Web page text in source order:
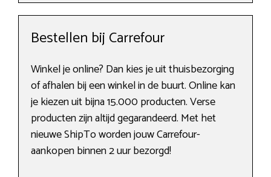
Bestellen bij Carrefour
Winkel je online? Dan kies je uit thuisbezorging
of afhalen bij een winkel in de buurt. Online kan
je kiezen uit bijna 15.000 producten. Verse
producten zijn altijd gegarandeerd. Met het
nieuwe ShipTo worden jouw Carrefour-
aankopen binnen 2 uur bezorgd!